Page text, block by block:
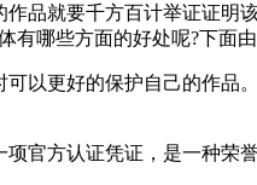
品就要千方百计举证证明
有哪些方面的好处呢?下面
以更好的保护自己的作品
官方认证凭证，是一种荣